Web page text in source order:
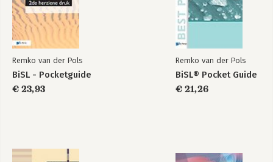
Remko van der Pols
BiSL - Pocketguide
€ 23,93
Remko van der Pols
BiSL® Pocket Guide
€ 21,26